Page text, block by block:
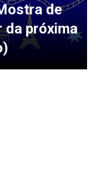
de
da próxima